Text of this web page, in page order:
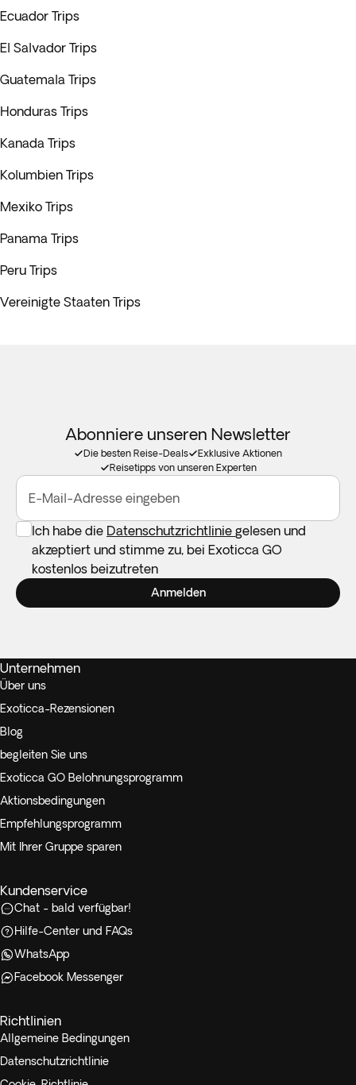
Ecuador Trips
El Salvador Trips
Guatemala Trips
Honduras Trips
Kanada Trips
Kolumbien Trips
Mexiko Trips
Panama Trips
Peru Trips
Vereinigte Staaten Trips
Abonniere unseren Newsletter
Die besten Reise-Deals
Exklusive Aktionen
Reisetipps von unseren Experten
E-Mail-Adresse eingeben
Ich habe die Datenschutzrichtlinie gelesen und
akzeptiert und stimme zu, bei Exoticca GO
kostenlos beizutreten
Anmelden
Unternehmen
Über uns
Exoticca-Rezensionen
Blog
begleiten Sie uns
Exoticca GO Belohnungsprogramm
Aktionsbedingungen
Empfehlungsprogramm
Mit Ihrer Gruppe sparen
Kundenservice
Chat - bald verfügbar!
Hilfe-Center und FAQs
WhatsApp
Facebook Messenger
Richtlinien
Allgemeine Bedingungen
Datenschutzrichtlinie